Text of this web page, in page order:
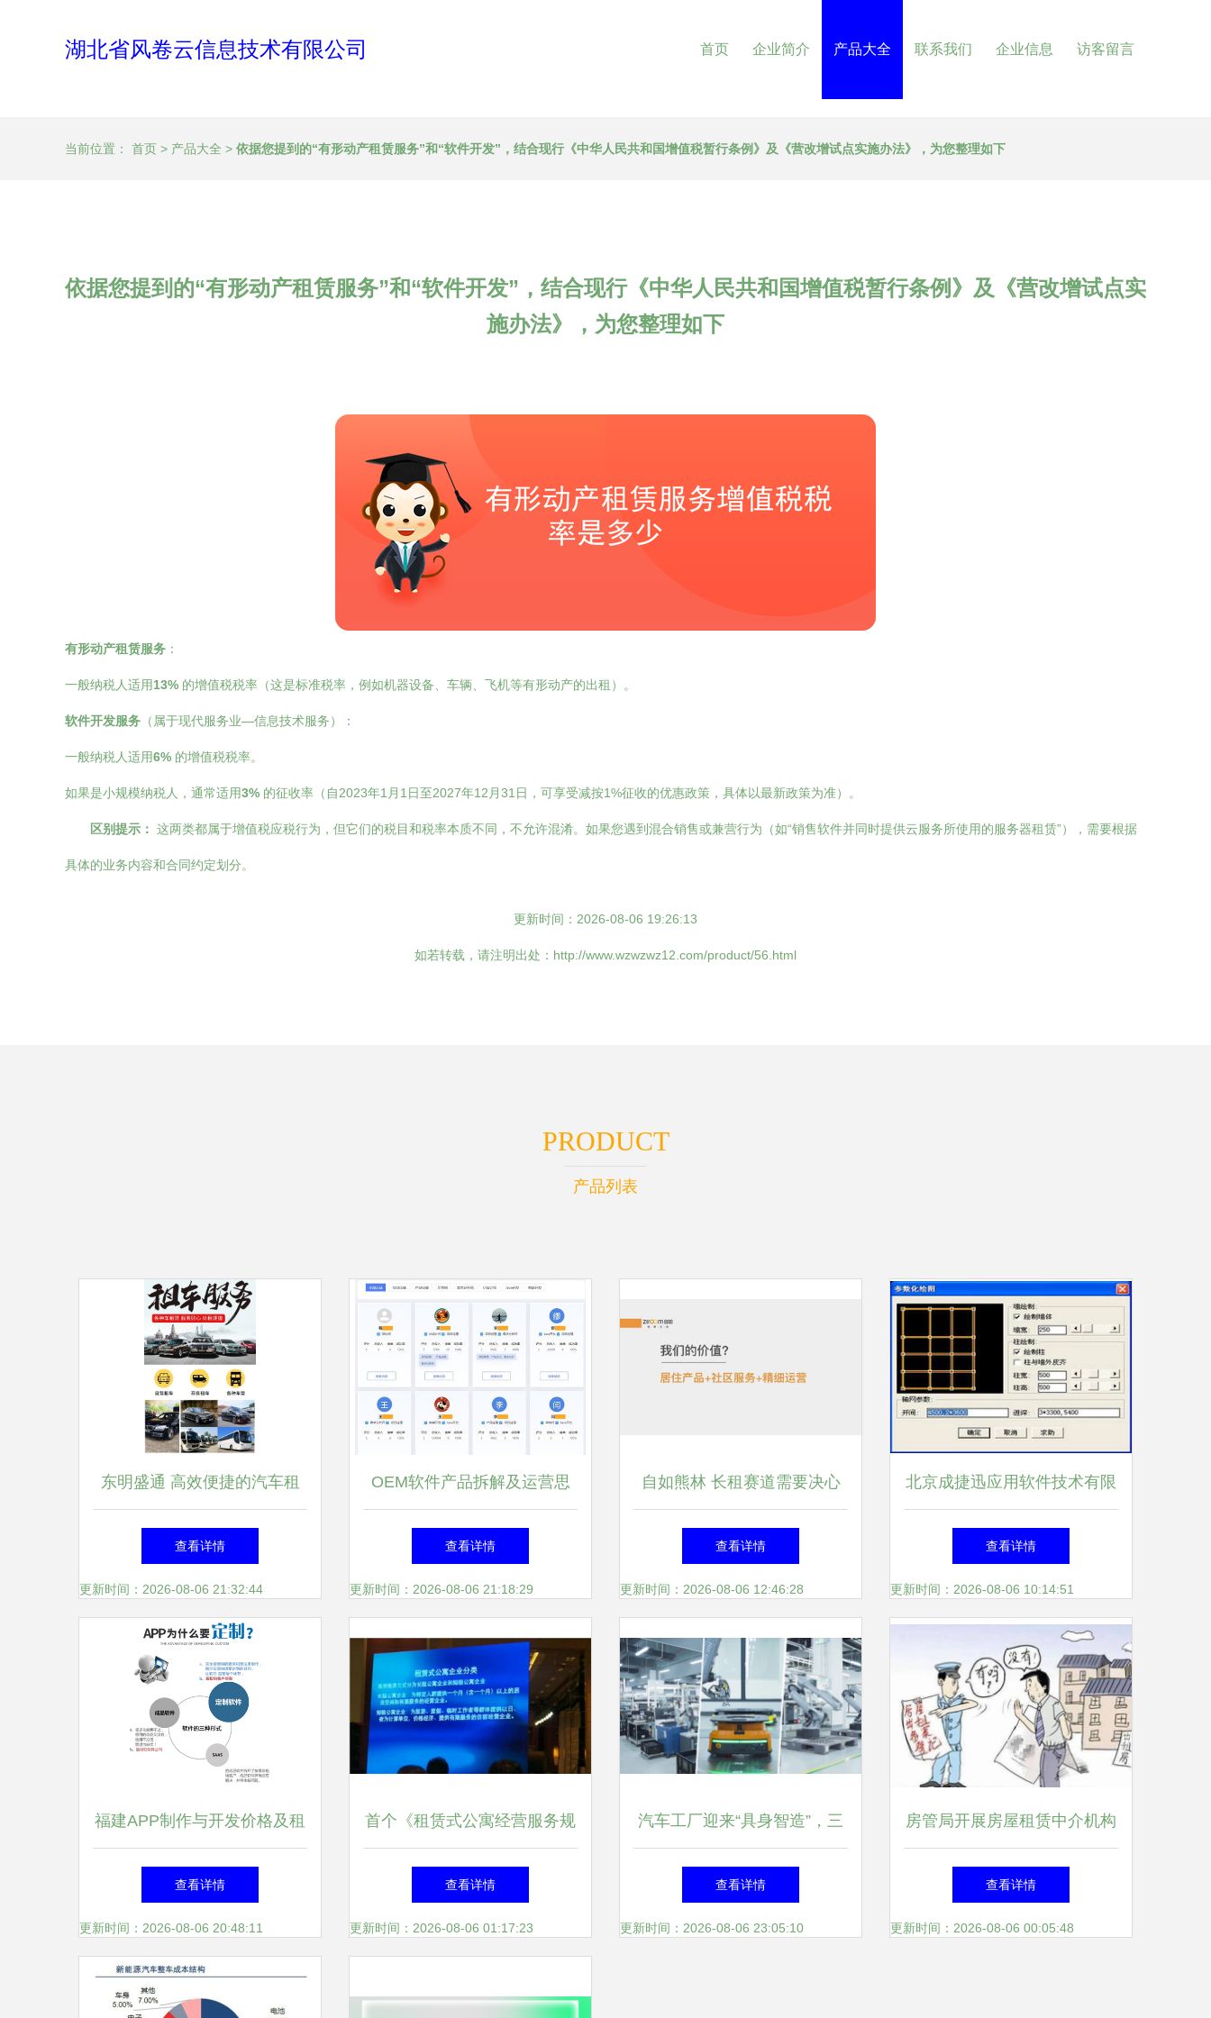
湖北省风卷云信息技术有限公司 首页 企业简介 产品大全 联系我们 企业信息 访客留言
当前位置： 首页 > 产品大全 > 依据您提到的“有形动产租赁服务”和“软件开发”，结合现行《中华人民共和国增值税暂行条例》及《营改增试点实施办法》，为您整理如下
依据您提到的“有形动产租赁服务”和“软件开发”，结合现行《中华人民共和国增值税暂行条例》及《营改增试点实
施办法》，为您整理如下
有形动产租赁服务 ：
一般纳税人适用13% 的增值税税率（这是标准税率，例如机器设备、车辆、飞机等有形动产的出租）。
软件开发服务 （属于现代服务业—信息技术服务）：
一般纳税人适用6% 的增值税税率。
如果是小规模纳税人，通常适用3% 的征收率（自2023年1月1日至2027年12月31日，可享受减按1%征收的优惠政策，具体以最新政策为准）。
区别提示： 这两类都属于增值税应税行为，但它们的税目和税率本质不同，不允许混淆。如果您遇到混合销售或兼营行为（如“销售软件并同时提供云服务所使用的服务器租赁”），需要根据
具体的业务内容和合同约定划分。
更新时间：2026-08-06 19:26:13
如若转载，请注明出处：http://www.wzwzwz12.com/product/56.html
PRODUCT
产品列表
东明盛通 高效便捷的汽车租
赁服务，预约响应快人一步
查看详情
更新时间：2026-08-06 21:32:44
OEM软件产品拆解及运营思
路全景分享
查看详情
更新时间：2026-08-06 21:18:29
自如熊林 长租赛道需要决心
与耐心，已成“行待树业”
查看详情
更新时间：2026-08-06 12:46:28
北京成捷迅应用软件技术有限
公司产品中心——软件开发解
决方案
查看详情
更新时间：2026-08-06 10:14:51
福建APP制作与开发价格及租
赁服务全解析
查看详情
更新时间：2026-08-06 20:48:11
首个《租赁式公寓经营服务规
范》标准正式发布，行业迈向
规范化发展新阶段
查看详情
更新时间：2026-08-06 01:17:23
汽车工厂迎来“具身智造”，三
座标杆工厂的实战样本
查看详情
更新时间：2026-08-06 23:05:10
房管局开展房屋租赁中介机构
专项执法检查 注意 这几项行
为是检查重点
查看详情
更新时间：2026-08-06 00:05:48